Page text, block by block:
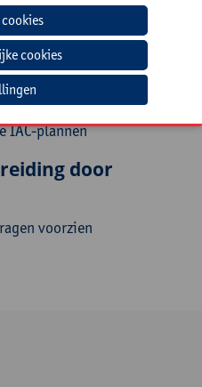
uit het
cursist
IAC-plannen
door
voorzien